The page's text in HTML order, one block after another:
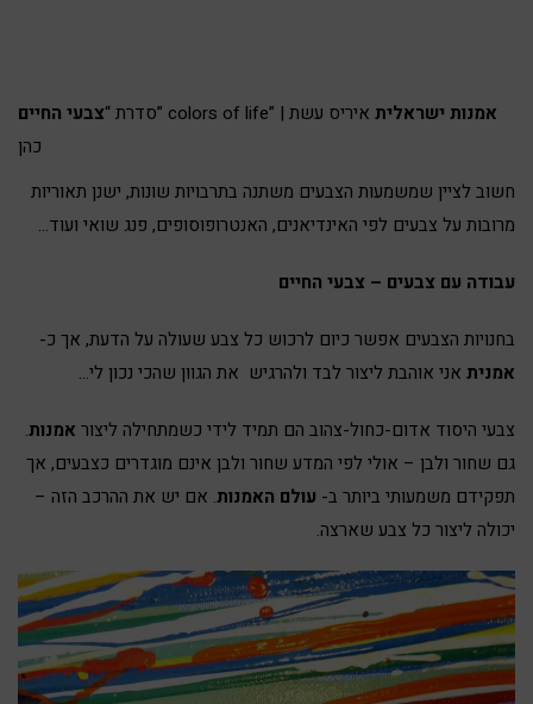
סדרת “צבעי החיים ” colors of life” | אמנות ישראלית איריס עשת
כהן
חשוב לציין שמשמעות הצבעים משתנה בתרבויות שונות, ישנן תאוריות
מרובות על צבעים לפי האינדיאנים, האנטרופוסופים, פנג שואי ועוד…
עבודה עם צבעים – צבעי החיים
בחנויות הצבעים אפשר כיום לרכוש כל צבע שעולה על הדעת, אך כ-
אמנית אני אוהבת ליצור לבד ולהרגיש את הגוון שהכי נכון לי…
צבעי היסוד אדום-כחול-צהוב הם תמיד לידי כשמתחילה ליצור אמנות.
גם שחור ולבן – אולי לפי המדע שחור ולבן אינם מוגדרים כצבעים, אך
תפקידם משמעותי ביותר ב- עולם האמנות. אם יש את ההרכב הזה –
יכולה ליצור כל צבע שארצה.